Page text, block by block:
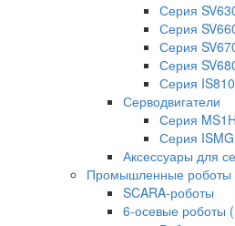
Серия
Серия
Серия
Серия
Серия
Серводвигатели
Серия
Серия
Аксессуары для
Промышленные роботы
SCARA-роботы
6-осевые роботы